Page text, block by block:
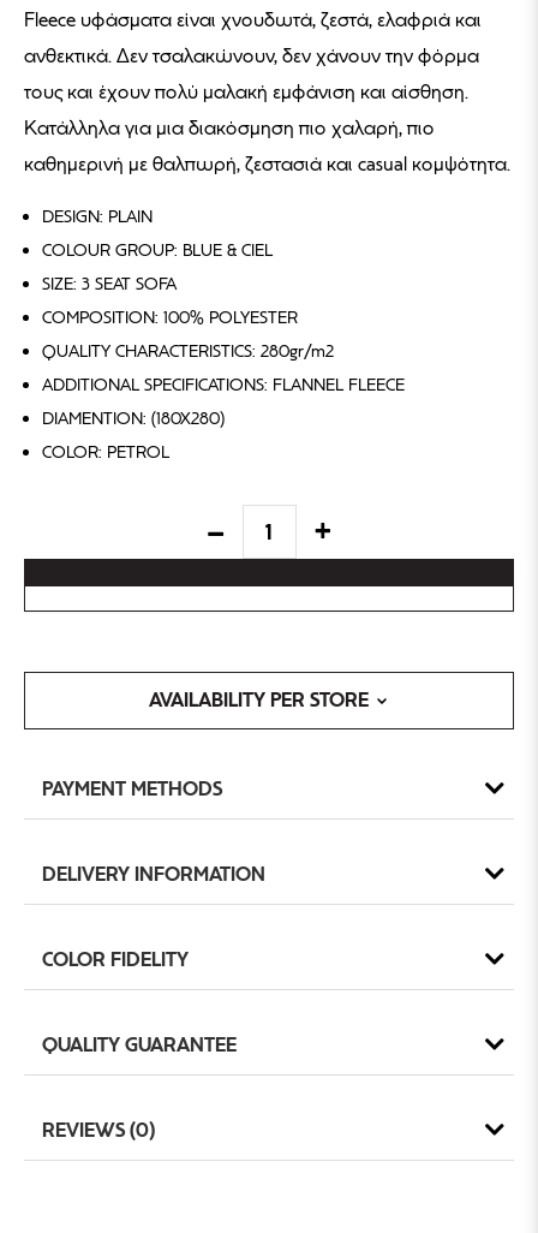
Fleece υφάσματα είναι χνουδωτά, ζεστά, ελαφριά και
ανθεκτικά. Δεν τσαλακώνουν, δεν χάνουν την φόρμα
τους και έχουν πολύ μαλακή εμφάνιση και αίσθηση.
Κατάλληλα για μια διακόσμηση πιο χαλαρή, πιο
καθημερινή με θαλπωρή, ζεστασιά και casual κομψότητα.
DESIGN: PLAIN
COLOUR GROUP: BLUE & CIEL
SIZE: 3 SEAT SOFA
COMPOSITION: 100% POLYESTER
QUALITY CHARACTERISTICS: 280gr/m2
ADDITIONAL SPECIFICATIONS: FLANNEL FLEECE
DIAMENTION: (180X280)
COLOR: PETROL
AVAILABILITY PER STORE
PAYMENT METHODS
DELIVERY INFORMATION
COLOR FIDELITY
QUALITY GUARANTEE
REVIEWS (0)